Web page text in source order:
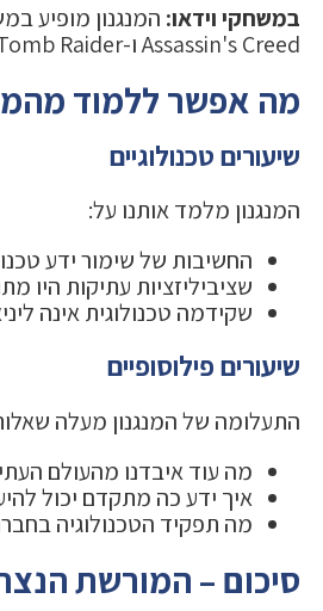
במשחקי וידאו: המנגנון מופיע
Assassin's Creed ו-Tomb Raider.
מה אפשר ללמוד
שיעורים טכנולוגיים
המנגנון מלמד אותנו על:
החשיבות של שימור ידע
שציביליזציות עתיקות היו
שקידמה טכנולוגית אינה
שיעורים פילוסופיים
התעלומה של המנגנון מעלה
מה עוד איבדנו מהעולם
איך ידע כה מתקדם יכול
מה תפקיד הטכנולוגיה
סיכום – המורשת